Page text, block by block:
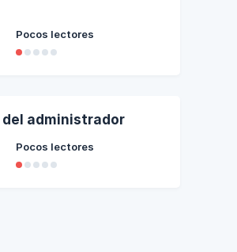
Pocos lectores
del administrador
Pocos lectores